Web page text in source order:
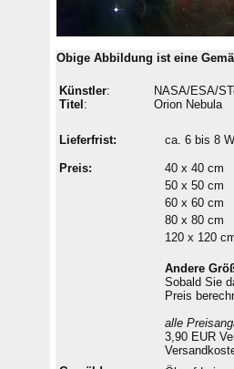
Obige Abbildung ist eine
Künstler:
Titel :
NASA/ESA/
Orion Nebula
Lieferfrist: ca. 6 bis 8
Preis:
40 x 40 cm
50 x 50 cm
60 x 60 cm
80 x 80 cm
120 x 120
Andere
Sobald Sie
Preis
alle
3,90 EUR